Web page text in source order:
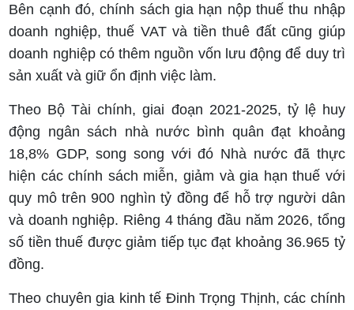
Bên cạnh đó, chính sách gia hạn nộp thuế thu nhập
doanh nghiệp, thuế VAT và tiền thuê đất cũng giúp
doanh nghiệp có thêm nguồn vốn lưu động để duy trì
sản xuất và giữ ổn định việc làm.
Theo Bộ Tài chính, giai đoạn 2021-2025, tỷ lệ huy
động ngân sách nhà nước bình quân đạt khoảng
18,8% GDP, song song với đó Nhà nước đã thực
hiện các chính sách miễn, giảm và gia hạn thuế với
quy mô trên 900 nghìn tỷ đồng để hỗ trợ người dân
và doanh nghiệp. Riêng 4 tháng đầu năm 2026, tổng
số tiền thuế được giảm tiếp tục đạt khoảng 36.965 tỷ
đồng.
Theo chuyên gia kinh tế Đinh Trọng Thịnh, các chính